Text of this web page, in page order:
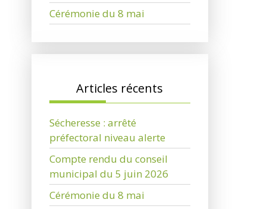
Cérémonie du 8 mai
Articles récents
Sécheresse : arrêté
préfectoral niveau alerte
Compte rendu du conseil
municipal du 5 juin 2026
Cérémonie du 8 mai